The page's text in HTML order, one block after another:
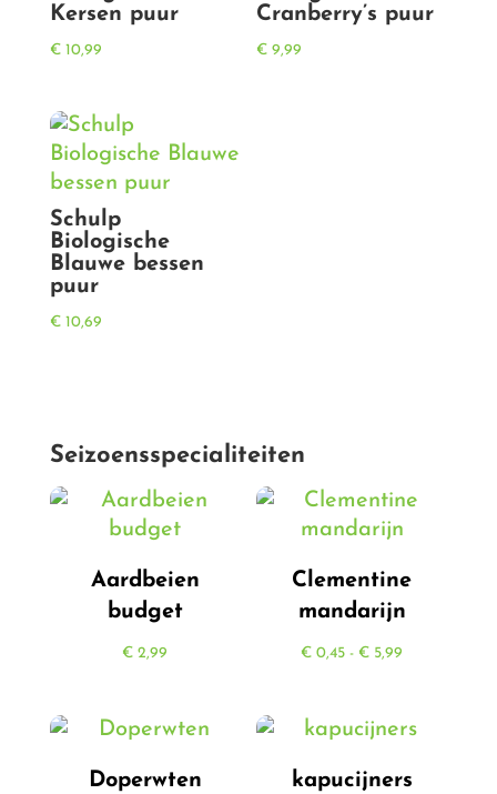
Kersen puur
€10,99
Cranberry’s puur
€ 9,99
Schulp
Biologische
Blauwe bessen
puur
€10,69
Seizoensspecialiteiten
Aardbeien
budget
€ 2,99
Clementine
mandarijn
€ 0,45 - € 5,99
Doperwten kapucijners